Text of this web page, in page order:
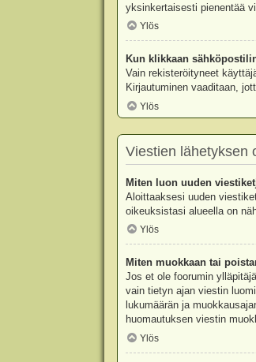
yksinkertaisesti pienentää
Ylös
Kun klikkaan
Vain rekisteröityneet
Kirjautuminen vaaditaan,
Ylös
Viestien lähetyksen
Miten luon uuden
Aloittaaksesi uuden
oikeuksistasi alueella on
Ylös
Miten muokkaan tai
Jos et ole foorumin
vain tietyn ajan viestin
lukumäärän ja
huomautuksen viestin
Ylös